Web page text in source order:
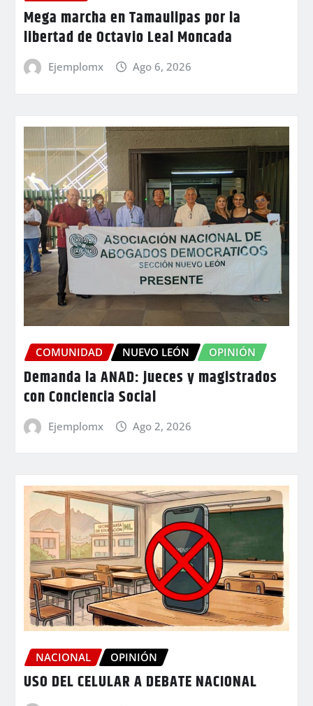
Mega marcha en Tamaulipas por la
libertad de Octavio Leal Moncada
Ejemplomx Ago 6, 2026
COMUNIDAD NUEVO LEÓN OPINIÓN
Demanda la ANAD: jueces y magistrados
con Conciencia Social
Ejemplomx Ago 2, 2026
NACIONAL OPINIÓN
USO DEL CELULAR A DEBATE NACIONAL